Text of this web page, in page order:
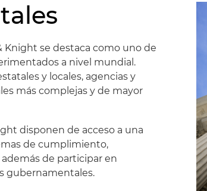
Knight se destaca como uno de
a nivel mundial.
y locales, agencias y
más complejas y de mayor
disponen de acceso a una
de cumplimiento,
de participar en
gubernamentales.